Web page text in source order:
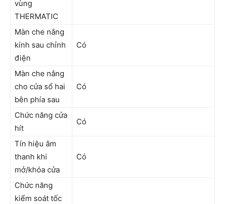
vùng
THERMATIC
Màn che nắng
kính sau chỉnh
điện
Có
Màn che nắng
cho cửa sổ hai
bên phía sau
Có
Chức năng cửa
hít
Có
Tín hiệu âm
thanh khi
mở/khóa cửa
Có
Chức năng
kiểm soát tốc